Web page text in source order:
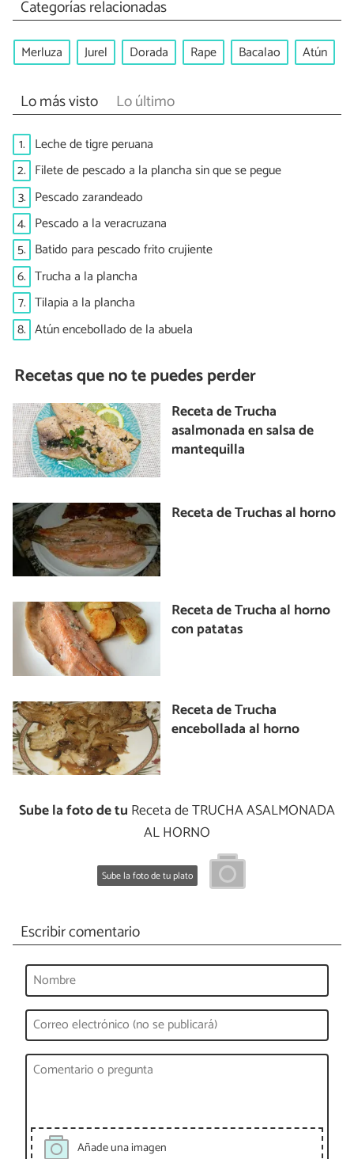
Categorías relacionadas
Merluza Jurel Dorada Rape Bacalao Atún
Lo más visto Lo último
1. Leche de tigre peruana
2. Filete de pescado a la plancha sin que se pegue
3. Pescado zarandeado
4. Pescado a la veracruzana
5. Batido para pescado frito crujiente
6. Trucha a la plancha
7. Tilapia a la plancha
8. Atún encebollado de la abuela
Recetas que no te puedes perder
Receta de Trucha
asalmonada en salsa de
mantequilla
Receta de Truchas al horno
Receta de Trucha al horno
con patatas
Receta de Trucha
encebollada al horno
Sube la foto de tu Receta de TRUCHA ASALMONADA
AL HORNO
Sube la foto de tu plato
Escribir comentario
Añade una imagen